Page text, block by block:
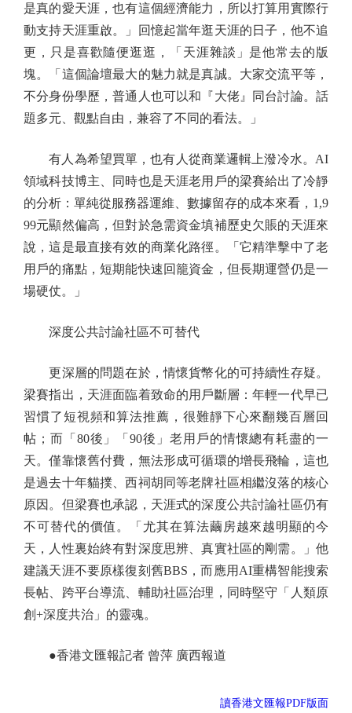
是真的愛天涯，也有這個經濟能力，所以打算用實際行
動支持天涯重啟。」回憶起當年逛天涯的日子，他不追
更，只是喜歡隨便逛逛，「天涯雜談」是他常去的版
塊。「這個論壇最大的魅力就是真誠。大家交流平等，
不分身份學歷，普通人也可以和『大佬』同台討論。話
題多元、觀點自由，兼容了不同的看法。」
有人為希望買單，也有人從商業邏輯上潑冷水。AI
領域科技博主、同時也是天涯老用戶的梁賽給出了冷靜
的分析：單純從服務器運維、數據留存的成本來看，1,9
99元顯然偏高，但對於急需資金填補歷史欠賬的天涯來
說，這是最直接有效的商業化路徑。「它精準擊中了老
用戶的痛點，短期能快速回籠資金，但長期運營仍是一
場硬仗。」
深度公共討論社區不可替代
更深層的問題在於，情懷貨幣化的可持續性存疑。
梁賽指出，天涯面臨着致命的用戶斷層：年輕一代早已
習慣了短視頻和算法推薦，很難靜下心來翻幾百層回
帖；而「80後」「90後」老用戶的情懷總有耗盡的一
天。僅靠懷舊付費，無法形成可循環的增長飛輪，這也
是過去十年貓撲、西祠胡同等老牌社區相繼沒落的核心
原因。但梁賽也承認，天涯式的深度公共討論社區仍有
不可替代的價值。「尤其在算法繭房越來越明顯的今
天，人性裏始終有對深度思辨、真實社區的剛需。」他
建議天涯不要原樣復刻舊BBS，而應用AI重構智能搜索
長帖、跨平台導流、輔助社區治理，同時堅守「人類原
創+深度共治」的靈魂。
●香港文匯報記者 曾萍 廣西報道
讀香港文匯報PDF版面